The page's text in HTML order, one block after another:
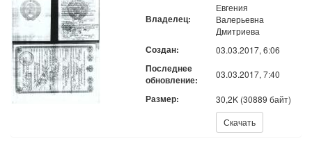
Владелец:
Евгения
Валерьевна
Дмитриева
Создан: 03.03.2017, 6:06
Последнее
обновление:
03.03.2017, 7:40
Размер: 30,2K (30889 байт)
Скачать